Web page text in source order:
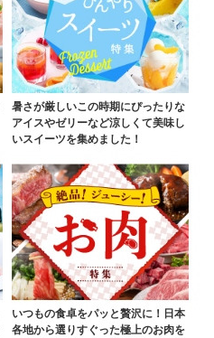
暑さが厳しいこの時期にぴったりな
アイスやゼリーなど涼しくて美味し
いスイーツを集めました！
いつもの食卓をパッと贅沢に！日本
各地から選りすぐった極上のお肉を